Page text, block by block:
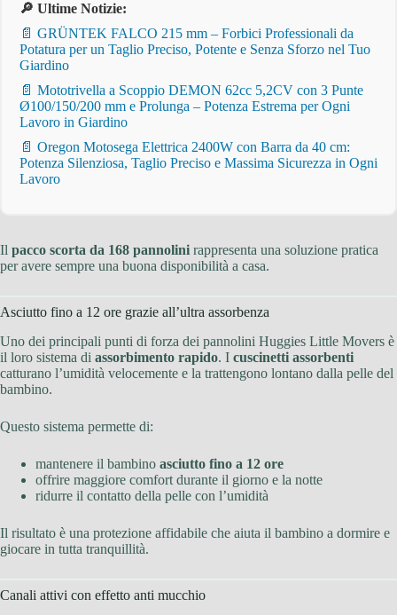
🔎 Ultime Notizie:
📄 GRÜNTEK FALCO 215 mm – Forbici Professionali da
Potatura per un Taglio Preciso, Potente e Senza Sforzo nel Tuo
Giardino
📄 Mototrivella a Scoppio DEMON 62cc 5,2CV con 3 Punte
Ø100/150/200 mm e Prolunga – Potenza Estrema per Ogni
Lavoro in Giardino
📄 Oregon Motosega Elettrica 2400W con Barra da 40 cm:
Potenza Silenziosa, Taglio Preciso e Massima Sicurezza in Ogni
Lavoro
Il pacco scorta da 168 pannolini rappresenta una soluzione pratica
per avere sempre una buona disponibilità a casa.
Asciutto fino a 12 ore grazie all’ultra assorbenza
Uno dei principali punti di forza dei pannolini Huggies Little Movers è
il loro sistema di assorbimento rapido. I cuscinetti assorbenti
catturano l’umidità velocemente e la trattengono lontano dalla pelle del
bambino.
Questo sistema permette di:
mantenere il bambino asciutto fino a 12 ore
offrire maggiore comfort durante il giorno e la notte
ridurre il contatto della pelle con l’umidità
Il risultato è una protezione affidabile che aiuta il bambino a dormire e
giocare in tutta tranquillità.
Canali attivi con effetto anti mucchio